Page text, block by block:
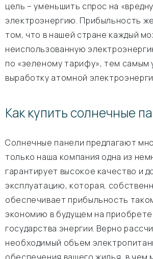
цель – уменьшить спрос на
электроэнергию. Прибыльность
том, что в нашей стране каждый
неиспользованную
по «зеленому тарифу», тем самым
выработку атомной
Как купить солнечные
Солнечные панели предлагают
только наша компания одна из
гарантирует высокое качество и
эксплуатацию, которая,
обеспечивает прибыльность
экономию в будущем на
государства энергии. Верно
необходимый объем